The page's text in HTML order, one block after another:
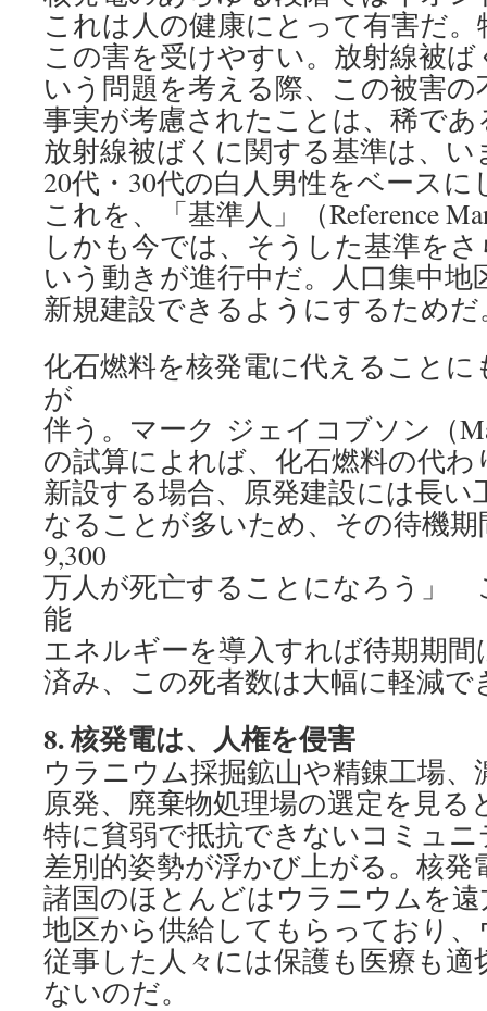
これは人の健康にとって有害だ
この害を受けやすい。放射線被
いう問題を考える際、この被害
事実が考慮されたことは、稀で
放射線被ばくに関する基準は、い
20代・30代の白人男性をベースに
これを、「基準人」（Reference
しかも今では、そうした基準を
いう動きが進行中だ。人口集中地
新規建設できるようにするためだ
化石燃料を核発電に代えることに
が
伴う。マーク ジェイコブソン（
の試算によれば、化石燃料の代わ
新設する場合、原発建設には長い
なることが多いため、その待機
9,300
万人が死亡することになろう」
能
エネルギーを導入すれば待期期
済み、この死者数は大幅に軽減で
8.核発電は、人権を侵害
ウラニウム採掘鉱山や精錬工場、
原発、廃棄物処理場の選定を見る
特に貧弱で抵抗できないコミュ
差別的姿勢が浮かび上がる。核発
諸国のほとんどはウラニウムを
地区から供給してもらっており
従事した人々には保護も医療も適
ないのだ。